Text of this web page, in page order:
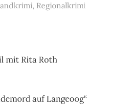
, Regionalkrimi
mit Rita Roth
auf Langeoog“